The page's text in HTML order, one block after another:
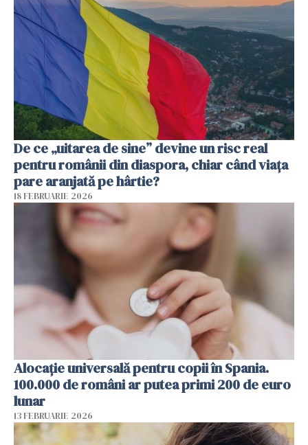
De ce „uitarea de sine” devine un risc real
pentru românii din diaspora, chiar când viața
pare aranjată pe hârtie?
18 FEBRUARIE 2026
Alocație universală pentru copii în Spania.
100.000 de români ar putea primi 200 de euro
lunar
13 FEBRUARIE 2026